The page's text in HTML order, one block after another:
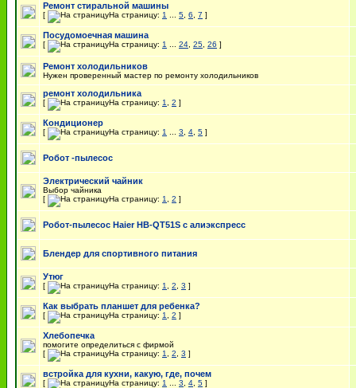
Ремонт стиральной машины
[ На страницу: 1 5 6 7 ]
Посудомоечная машина
[ На страницу: 1 24 25 26 ]
Ремонт холодильников
Нужен проверенный мастер по ремонту холодильников
ремонт холодильника
[ На страницу: 1 2 ]
Кондиционер
[ На страницу: 1 3 4 5 ]
Робот -пылесос
Электрический чайник
Выбор чайника
[
На страницу: 1 2 ]
Робот-пылесос Haier HB-QT51S с алиэкспресс
Блендер для спортивного питания
Утюг
[ На страницу: 1 2 3 ]
Как выбрать планшет для ребенка?
[ На страницу: 1 2 ]
Хлебопечка
помогите определиться с фирмой
[
На страницу: 1 2 3 ]
встройка для кухни, какую, где, почем
[ На страницу: 1 3 4 5 ]